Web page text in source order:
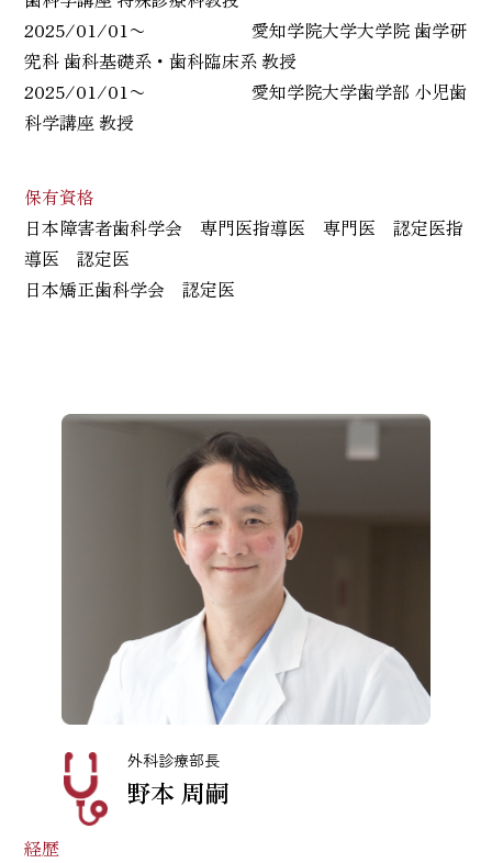
2025/01/01〜 愛知学院大学大学院 歯学研
究科 歯科基礎系・歯科臨床系 教授
2025/01/01〜 愛知学院大学歯学部 小児歯
科学講座 教授
保有資格
日本障害者歯科学会 専門医指導医 専門医 認定医指
導医 認定医
日本矯正歯科学会 認定医
外科診療部長
野本 周嗣
経歴